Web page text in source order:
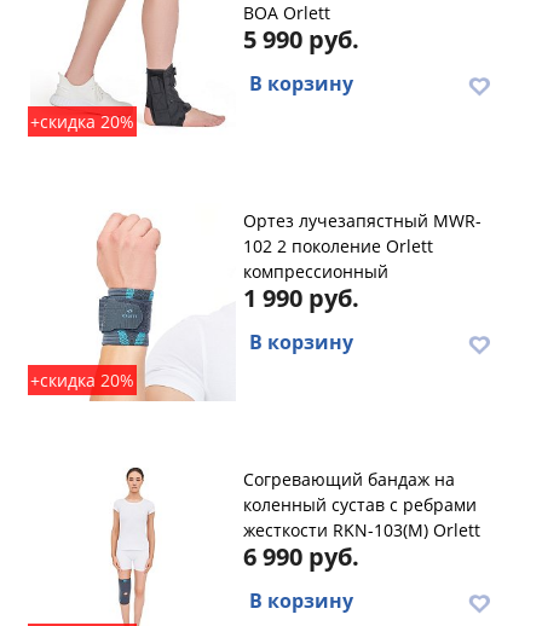
+скидка 20%
BOA Orlett
5 990 руб.
В корзину
+скидка 20%
Ортез лучезапястный MWR-
102 2 поколение Orlett
компрессионный
1 990 руб.
В корзину
Согревающий бандаж на
коленный сустав с ребрами
жесткости RKN-103(M) Orlett
6 990 руб.
В корзину